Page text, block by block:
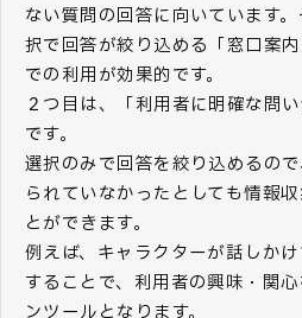
ない質問の回答に向いています
択で回答が絞り込める「窓口案
での利用が効果的です。
２つ目は、「利用者に明確な問
です。
選択のみで回答を絞り込めるの
られていなかったとしても情報
とができます。
例えば、キャラクターが話しか
することで、利用者の興味・関
ンツールとなります。